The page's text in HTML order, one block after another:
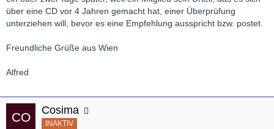
über eine CD vor 4 Jahren gemacht hat, einer Überprüfung
unterziehen will, bevor es eine Empfehlung ausspricht bzw. postet.
Freundliche Grüße aus Wien
Alfred
Cosima
INAKTIV